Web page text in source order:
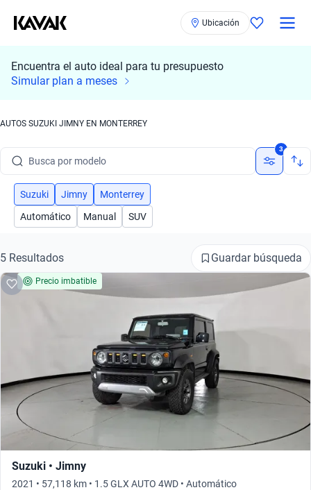
Ubicación
Encuentra el auto ideal para tu presupuesto
Simular plan a meses
AUTOS SUZUKI JIMNY EN MONTERREY
Busca por modelo
Busca por versión
Busca por año
Busca por marca
Busca por modelo
3
Suzuki Jimny
Monterrey
Automático
Manual SUV
5 Resultados Guardar búsqueda
Precio imbatible
Suzuki • Jimny
2021 • 57,118 km • 1.5 GLX AUTO 4WD • Automático